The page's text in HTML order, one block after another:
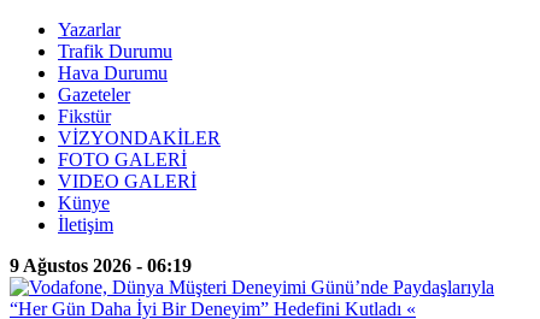
Yazarlar
Trafik Durumu
Hava Durumu
Gazeteler
Fikstür
VİZYONDAKİLER
FOTO GALERİ
VIDEO GALERİ
Künye
İletişim
9 Ağustos 2026 - 06:19